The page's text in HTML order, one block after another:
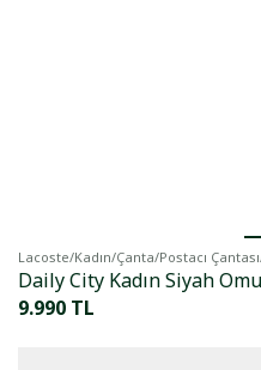
Lacoste/Kadın/Çanta/Postacı Çantası
Daily City Kadın Siyah
9.990 TL